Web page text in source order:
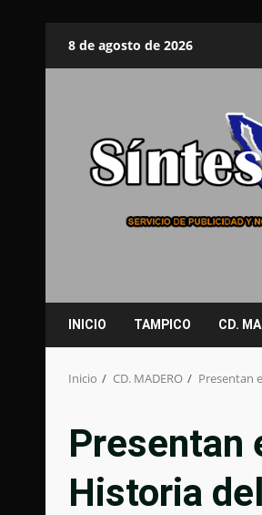
8 de agosto de 2026
INICIO TAMPICO CD.
Inicio CD. MADERO Presentan
Presentan
Historia